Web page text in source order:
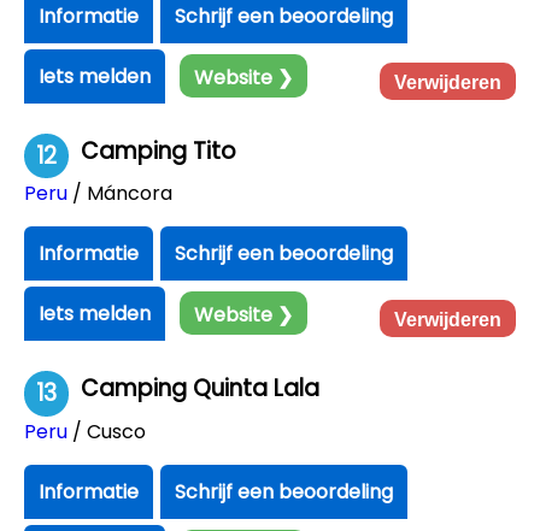
Informatie Schrijf een beoordeling
Iets melden Website ❯ Verwijderen
12 Camping Tito
Peru / Máncora
Informatie Schrijf een beoordeling
Iets melden Website ❯ Verwijderen
13 Camping Quinta Lala
Peru / Cusco
Informatie Schrijf een beoordeling